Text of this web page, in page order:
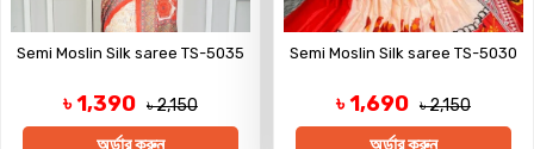
Semi Moslin Silk saree TS-5035
৳ 1,390 ৳ 2,150
Semi Moslin Silk saree TS-5030
৳ 1,690 ৳ 2,150